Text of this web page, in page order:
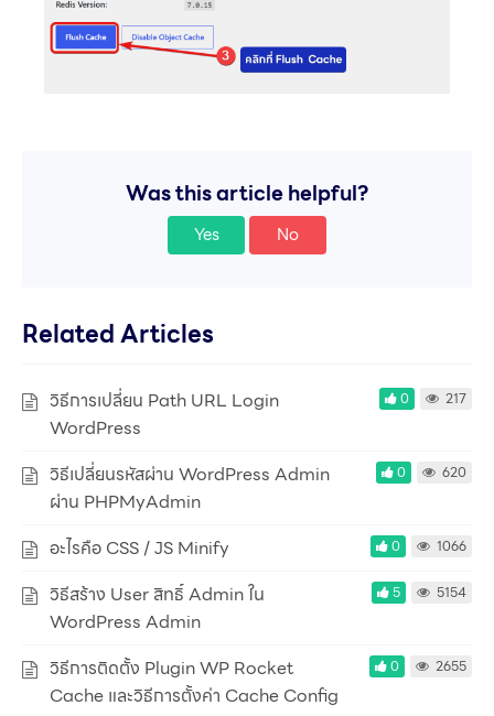
Was this article helpful?
Yes No
Related Articles
วิธีการเปลี่ยน Path URL Login
WordPress
0 217
วิธีเปลี่ยนรหัสผ่าน WordPress Admin
ผ่าน PHPMyAdmin
0 620
อะไรคือ CSS / JS Minify 0 1066
วิธีสร้าง User สิทธิ์ Admin ใน
WordPress Admin
5 5154
วิธีการติดตั้ง Plugin WP Rocket
Cache และวิธีการตั้งค่า Cache Config
0 2655